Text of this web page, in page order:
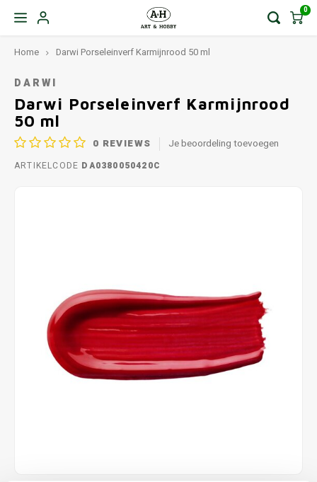
0
Home Darwi Porseleinverf Karmijnrood 50 ml
DARWI
Darwi Porseleinverf Karmijnrood
50 ml
0 REVIEWS Je beoordeling toevoegen
ARTIKELCODE DA0380050420C